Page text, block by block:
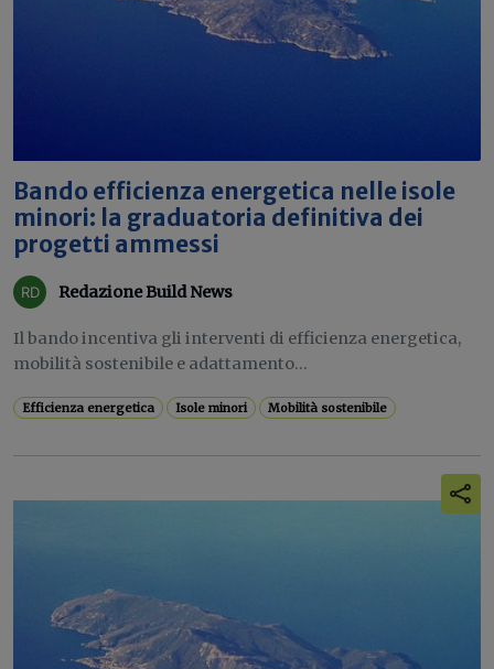
Bando efficienza energetica nelle isole
minori: la graduatoria definitiva dei
progetti ammessi
Redazione Build News
Il bando incentiva gli interventi di efficienza energetica,
mobilità sostenibile e adattamento...
Efficienza energetica Isole minori Mobilità sostenibile